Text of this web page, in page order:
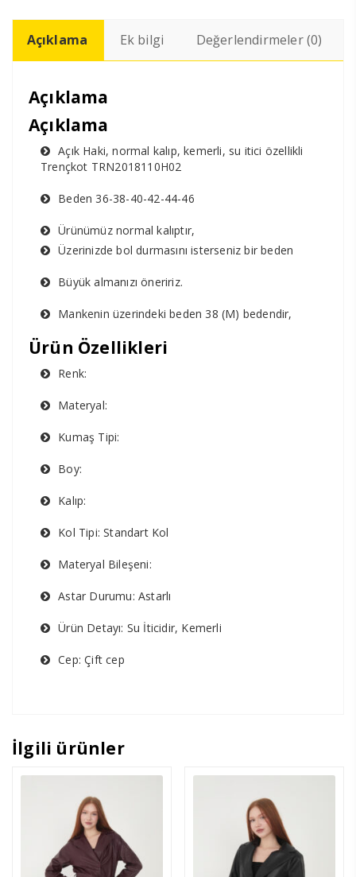
Açıklama Ek bilgi Değerlendirmeler (0)
Açıklama
Açıklama
Açık Haki, normal kalıp, kemerli, su itici özellikli
Trençkot TRN2018110H02
Beden 36-38-40-42-44-46
Ürünümüz normal kalıptır,
Üzerinizde bol durmasını isterseniz bir beden
Büyük almanızı öneririz.
Mankenin üzerindeki beden 38 (M) bedendir,
Ürün Özellikleri
Renk:
Materyal:
Kumaş Tipi:
Boy:
Kalıp:
Kol Tipi: Standart Kol
Materyal Bileşeni:
Astar Durumu: Astarlı
Ürün Detayı: Su İticidir, Kemerli
Cep: Çift cep
İlgili ürünler